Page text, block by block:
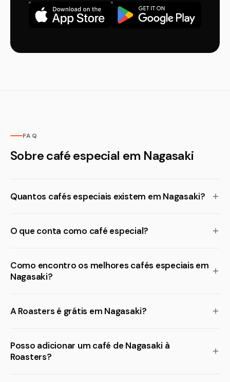
FAQ
Sobre café especial em Nagasaki
Quantos cafés especiais existem em Nagasaki?
O que conta como café especial?
Como encontro os melhores cafés especiais em
Nagasaki?
A Roasters é grátis em Nagasaki?
Posso adicionar um café de Nagasaki à
Roasters?